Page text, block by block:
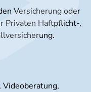
Versicherung oder
Privaten Haftpflicht-,